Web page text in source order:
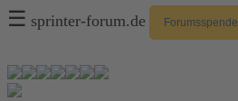
☰ sprinter-forum.de Forumsspende